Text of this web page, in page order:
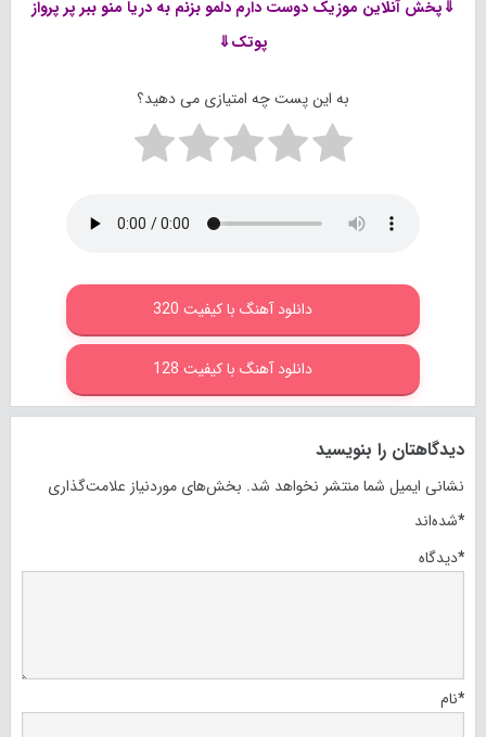
⇓پخش آنلاین موزیکدوست دارم دلمو بزنم به دریا منو ببر پر پرواز
پوتک⇓
به این پست چه امتیازی می دهید؟
دانلود آهنگ با کیفیت 320
دانلود آهنگ با کیفیت 128
دیدگاهتان را بنویسید
نشانی ایمیل شما منتشر نخواهد شد. بخش‌های موردنیاز علامت‌گذاری
شده‌اند*
دیدگاه*
نام*